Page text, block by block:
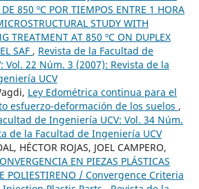
850 ºC POR TIEMPOS ENTRE 1 HORA
STUDY WITH
TREATMENT AT 850 ºC ON DUPLEX
SAF , Revista de la Facultad de
Vol. 22 Núm. 3 (2007): Revista de la
UCV
Ley Edométrica continua para el
esfuerzo-deformación de los suelos ,
de Ingeniería UCV: Vol. 34 Núm.
de la Facultad de Ingeniería UCV
HÉCTOR ROJAS, JOEL CAMPERO,
EN PIEZAS PLÁSTICAS
POLIESTIRENO / Convergence Criteria